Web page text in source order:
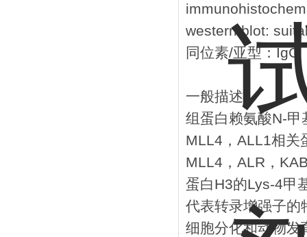
western blot:
同位素/亚型：IgG
一般描述
组蛋白赖氨酸N-
MLL4，ALL1相关
MLL4，ALR，
蛋白H3的Lys-4甲
代表转录增强子的
细胞分化和动物发